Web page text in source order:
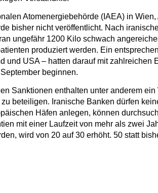
Atomenergiebehörde (IAEA) in
bisher nicht veröffentlicht. Nach
ungefähr 1200 Kilo schwach
produziert werden. Ein
USA – hatten darauf mit zahlreichen
beginnen.
Sanktionen enthalten unter anderem
beteiligen. Iranische Banken dürfen
Häfen anlegen, können
mit einer Laufzeit von mehr als zwei
wird von 20 auf 30 erhöht. 50 statt